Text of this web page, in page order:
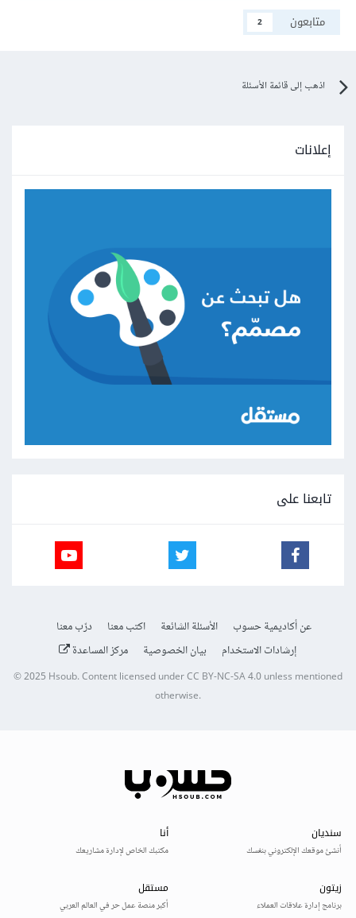
متابعون
2
اذهب إلى قائمة الأسئلة
إعلانات
تابعنا على
عن أكاديمية حسوب الأسئلة الشائعة اكتب معنا
درّب معنا
إرشادات الاستخدام
بيان الخصوصية مركز المساعدة
© 2025Hsoub.Content licensed underCC BY-NC-SA 4.0unless mentioned
otherwise.